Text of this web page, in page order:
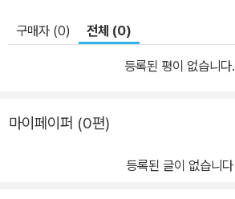
구매자 (0) 전체 (0)
등록된 평이 없습니다.
마이페이퍼 (0편)
등록된 글이 없습니다